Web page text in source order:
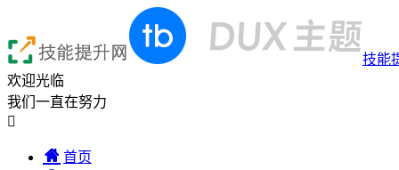
技能
欢迎光临
我们一直在努力

首页